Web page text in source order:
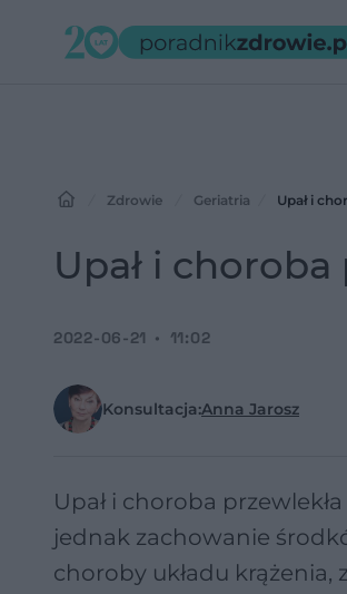
Zdrowie Geriatria Upał i
Upał i
Konsultacja:Anna Jarosz
2022-06-21 11:02
Upał i choroba
jednak zachowanie
choroby układu krążenia,